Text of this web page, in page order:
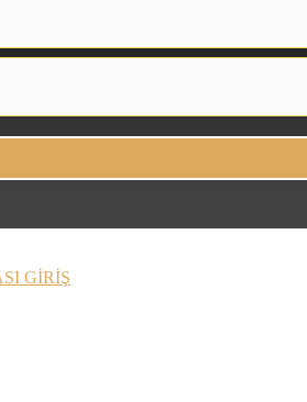
GİRİŞ